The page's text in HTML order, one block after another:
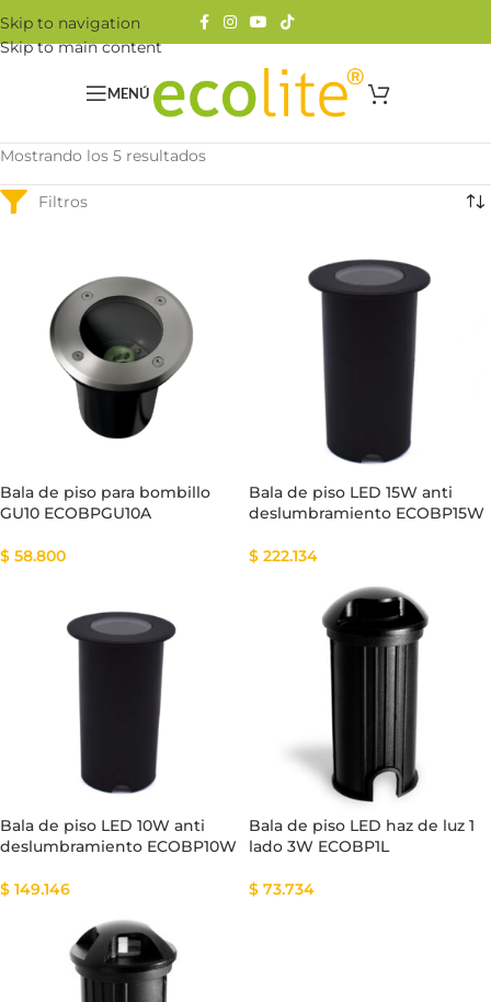
Skip to navigation
Skip to main content
MENÚ
Mostrando los 5 resultados
Bala de piso para bombillo
GU10 ECOBPGU10A
$ 58.800
Bala de piso LED 15W anti
deslumbramiento ECOBP15W
$ 222.134
Bala de piso LED 10W anti
deslumbramiento ECOBP10W
$ 149.146
Bala de piso LED haz de luz 1
lado 3W ECOBP1L
$ 73.734